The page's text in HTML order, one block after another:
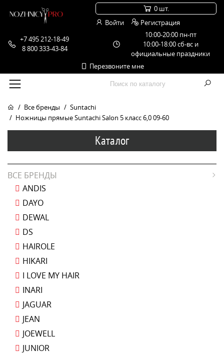
+7 495 212-18-49
8 800 333-43-84
10:00-20:00 пн-пт
10:00-18:00 сб-вс и
официальные праздники
Перезвоните мне
0 шт.
Войти
Регистрация
Все бренды
Suntachi
Ножницы прямые Suntachi Salon 5 класс 6,0 09-60
Каталог
ВСЕ БРЕНДЫ
ANDIS
DAYO
DEWAL
DS
HAIROLE
HIKARI
I LOVE MY HAIR
INARI
JAGUAR
JEAN
JOEWELL
JUNIOR